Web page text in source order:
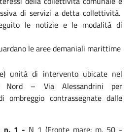
di servizi a detta collettività.
le notizie e le modalità di
le aree demaniali marittime
unità di intervento ubicate nel
Nord – Via Alessandrini per
ombreggio contrassegnate dalle
n. 1 - N 1 (Fronte mare: m. 50 -